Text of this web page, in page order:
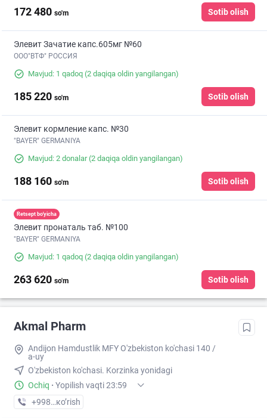
172 480 so'm Sotib olish
Элевит Зачатие капс.605мг №60
ООО"ВТФ" РОССИЯ
Mavjud: 1 qadoq (2 daqiqa oldin yangilangan)
185 220 so'm Sotib olish
Элевит кормление капс. №30
"BAYER" GERMANIYA
Mavjud: 2 donalar(2 daqiqa oldin yangilangan)
188 160 so'm Sotib olish
Retsept bo'yicha
Элевит пронаталь таб. №100
"BAYER" GERMANIYA
Mavjud: 1 qadoq (2 daqiqa oldin yangilangan)
263 620 so'm Sotib olish
Akmal Pharm
Andijon Hamdustlik MFY O'zbekiston ko'chasi 140 /
a-uy
O'zbekiston ko'chasi. Korzinka yonidagi
Ochiq · Yopilish vaqti 23:59
+998 (90) XXX-XX-XX
кo’rish